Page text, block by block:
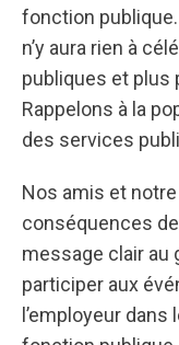
fonction publique.
n’y aura rien à
publiques et plus
Rappelons à la
des services
Nos amis et
conséquences
message clair au
participer aux
l’employeur